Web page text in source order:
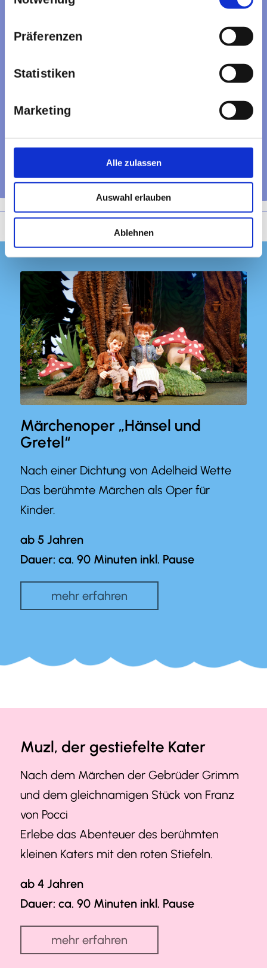
Präferenzen
Statistiken
Marketing
Alle zulassen
Auswahl erlauben
Ablehnen
Märchenoper „Hänsel und
Gretel“
Nach einer Dichtung von Adelheid Wette
Das berühmte Märchen als Oper für
Kinder.
ab 5 Jahren
Dauer: ca. 90 Minuten inkl. Pause
mehr erfahren
Muzl, der gestiefelte Kater
Nach dem Märchen der Gebrüder Grimm
und dem gleichnamigen Stück von Franz
von Pocci
Erlebe das Abenteuer des berühmten
kleinen Katers mit den roten Stiefeln.
ab 4 Jahren
Dauer: ca. 90 Minuten inkl. Pause
mehr erfahren